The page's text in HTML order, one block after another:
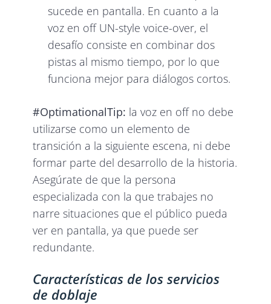
sucede en pantalla. En cuanto a la
voz en off UN-style voice-over, el
desafío consiste en combinar dos
pistas al mismo tiempo, por lo que
funciona mejor para diálogos cortos.
#OptimationalTip: la voz en off no debe
utilizarse como un elemento de
transición a la siguiente escena, ni debe
formar parte del desarrollo de la historia.
Asegúrate de que la persona
especializada con la que trabajes no
narre situaciones que el público pueda
ver en pantalla, ya que puede ser
redundante.
Características de los servicios
de doblaje